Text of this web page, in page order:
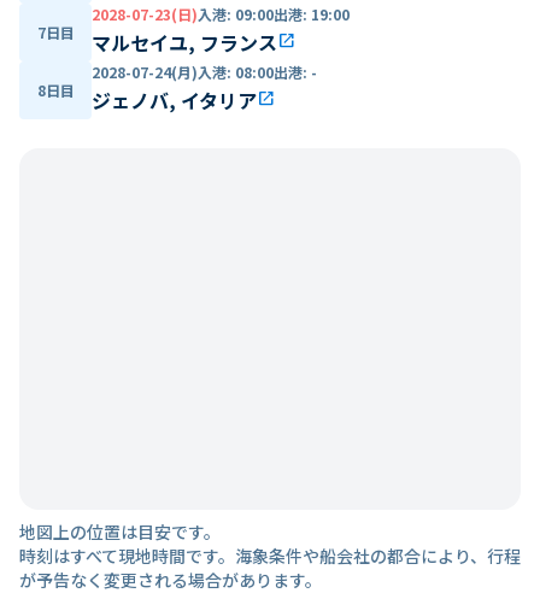
7日目
2028-07-23(日)入港: 09:00出港: 19:00
マルセイユ, フランスopen_in_new
8日目
2028-07-24(月)入港: 08:00出港: -
ジェノバ, イタリアopen_in_new
地図上の位置は目安です。
時刻はすべて現地時間です。海象条件や船会社の都合により、行程
が予告なく変更される場合があります。